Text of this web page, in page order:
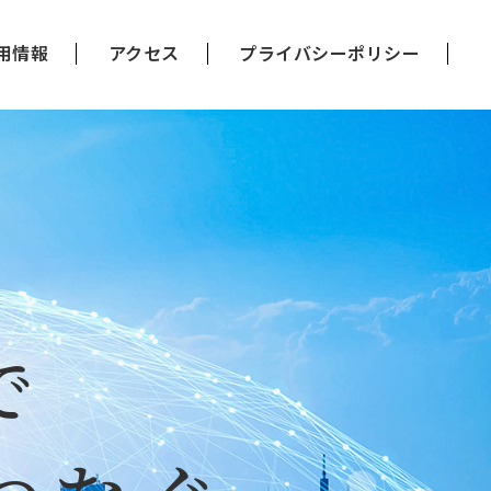
情報 アクセス プライバシーポリシー